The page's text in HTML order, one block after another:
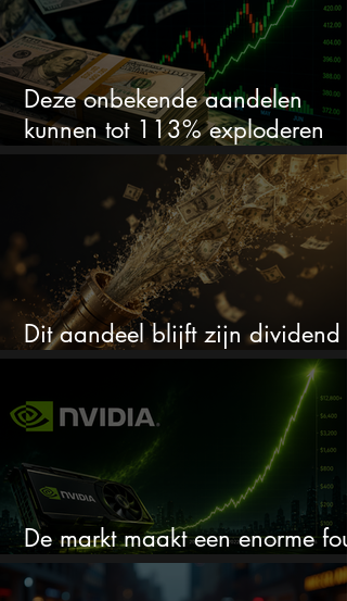
Deze onbekende aandelen
kunnen tot 113% exploderen
(één springt eruit)
Dit aandeel blijft zijn dividend
verhogen, wat er ook gebeurt
De markt maakt een enorme fout